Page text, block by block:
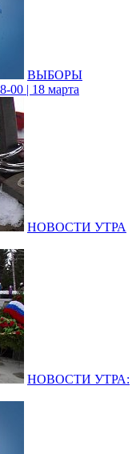
ВЫБОРЫ
| 18 марта
НОВОСТИ УТРА
НОВОСТИ УТРА: